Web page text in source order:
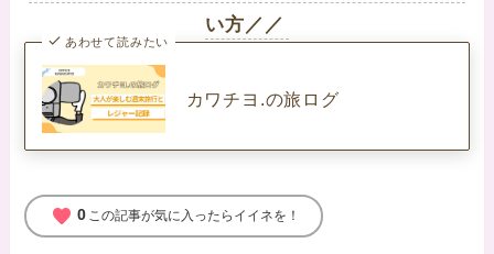
い方／／
あわせて読みたい
カワチヨ.の旅ログ
favorite 0 この記事が気に入ったらイイネを！